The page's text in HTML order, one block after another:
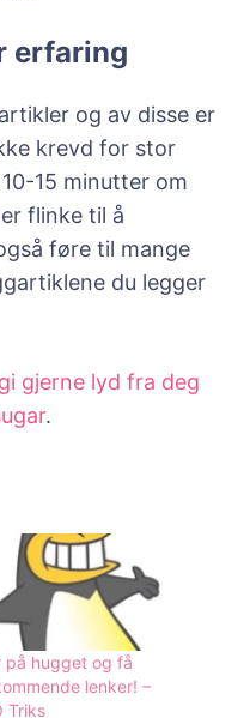
erfaring
og av disse er
krevd for stor
15 minutter om
er flinke til å
føre til mange
du legger
gi gjerne lyd fra deg
.
på hugget og få
lenker! –
Triks